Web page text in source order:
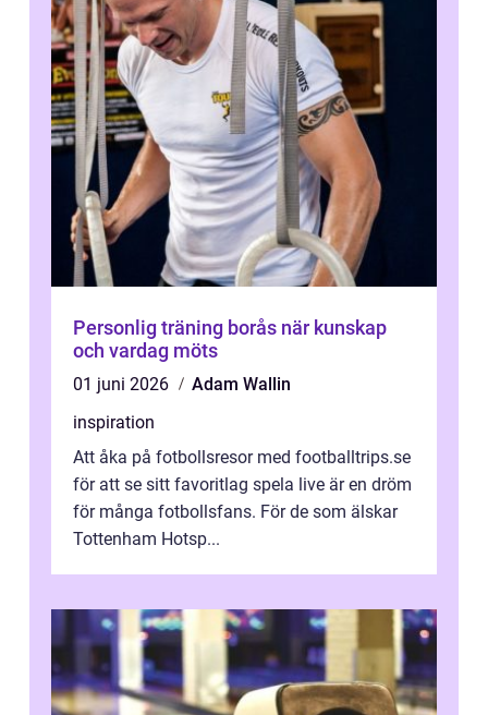
Personlig träning borås när kunskap
och vardag möts
01 juni 2026
Adam Wallin
inspiration
Att åka på fotbollsresor med footballtrips.se
för att se sitt favoritlag spela live är en dröm
för många fotbollsfans. För de som älskar
Tottenham Hotsp...